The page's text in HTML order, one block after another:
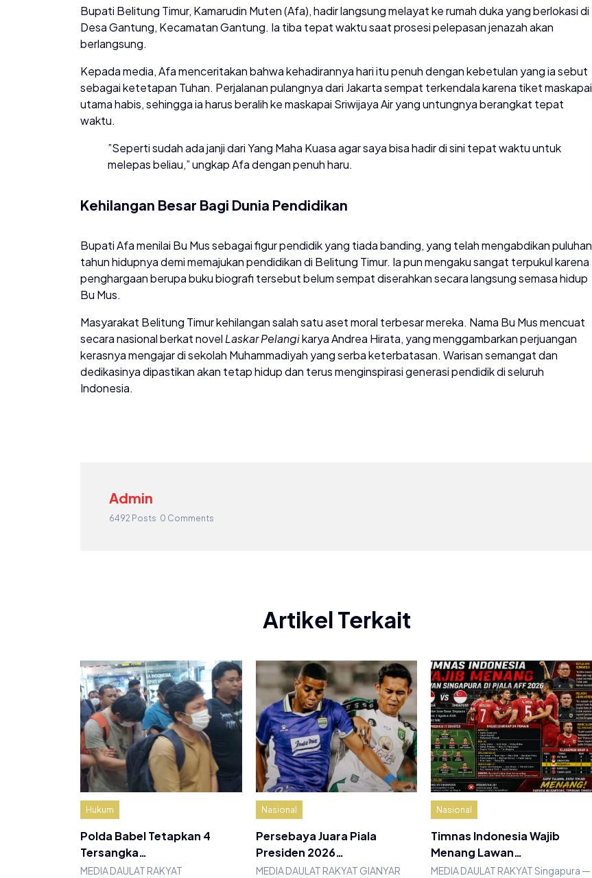
​Bupati Belitung Timur, Kamarudin Muten (Afa), hadir langsung melayat ke rumah duka yang berlokasi di
Desa Gantung, Kecamatan Gantung. Ia tiba tepat waktu saat prosesi pelepasan jenazah akan
berlangsung.
​Kepada media, Afa menceritakan bahwa kehadirannya hari itu penuh dengan kebetulan yang ia sebut
sebagai ketetapan Tuhan. Perjalanan pulangnya dari Jakarta sempat terkendala karena tiket maskapai
utama habis, sehingga ia harus beralih ke maskapai Sriwijaya Air yang untungnya berangkat tepat
waktu.
​”Seperti sudah ada janji dari Yang Maha Kuasa agar saya bisa hadir di sini tepat waktu untuk
melepas beliau,” ungkap Afa dengan penuh haru.
Kehilangan Besar Bagi Dunia Pendidikan
​Bupati Afa menilai Bu Mus sebagai figur pendidik yang tiada banding, yang telah mengabdikan puluhan
tahun hidupnya demi memajukan pendidikan di Belitung Timur. Ia pun mengaku sangat terpukul karena
penghargaan berupa buku biografi tersebut belum sempat diserahkan secara langsung semasa hidup
Bu Mus.
​Masyarakat Belitung Timur kehilangan salah satu aset moral terbesar mereka. Nama Bu Mus mencuat
secara nasional berkat novelLaskar Pelangikarya Andrea Hirata, yang menggambarkan perjuangan
kerasnya mengajar di sekolah Muhammadiyah yang serba keterbatasan. Warisan semangat dan
dedikasinya dipastikan akan tetap hidup dan terus menginspirasi generasi pendidik di seluruh
Indonesia.
Admin
6492 Posts 0 Comments
Artikel Terkait
Hukum
Polda Babel Tetapkan 4
Tersangka…
MEDIA DAULAT RAKYAT
Nasional
Persebaya Juara Piala
Presiden 2026…
MEDIA DAULAT RAKYAT GIANYAR
Nasional
Timnas Indonesia Wajib
Menang Lawan…
MEDIA DAULAT RAKYAT Singapura —